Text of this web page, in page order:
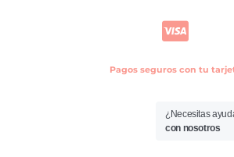
Pagos seguros con tu
¿Necesitas
con nosotros